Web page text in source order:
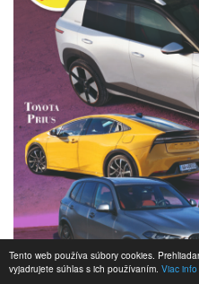
Tento web používa súbory cookies.
vyjadrujete súhlas s ich používaním. Viac info